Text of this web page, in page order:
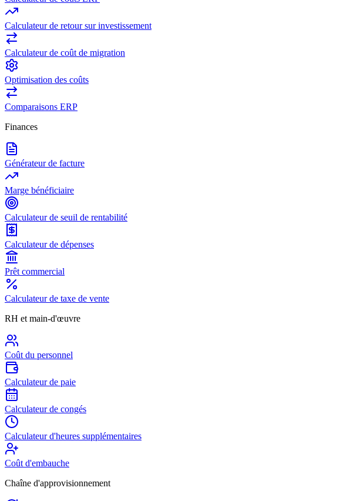
Calculateur de retour sur investissement
Calculateur de coût de migration
Optimisation des coûts
Comparaisons ERP
Finances
Générateur de facture
Marge bénéficiaire
Calculateur de seuil de rentabilité
Calculateur de dépenses
Prêt commercial
Calculateur de taxe de vente
RH et main-d'œuvre
Coût du personnel
Calculateur de paie
Calculateur de congés
Calculateur d'heures supplémentaires
Coût d'embauche
Chaîne d'approvisionnement